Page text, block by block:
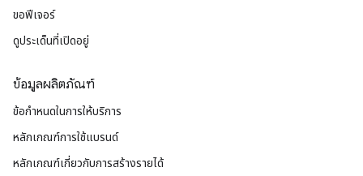
ขอฟีเจอร์
ดูประเด็นที่เปิดอยู่
ข้อมูลผลิตภัณฑ์
ข้อกำหนดในการให้บริการ
หลักเกณฑ์การใช้แบรนด์
หลักเกณฑ์เกี่ยวกับการสร้างรายได้